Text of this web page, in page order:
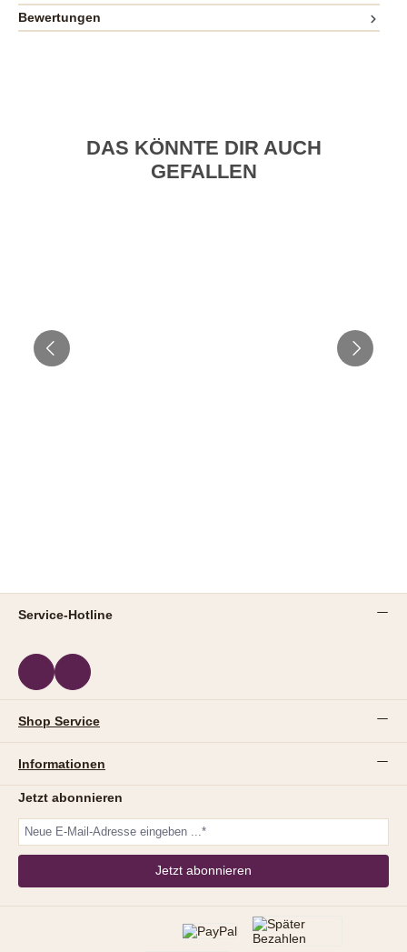
Bewertungen
DAS KÖNNTE DIR AUCH
GEFALLEN
Service-Hotline
Shop Service
Informationen
Jetzt abonnieren
Jetzt abonnieren